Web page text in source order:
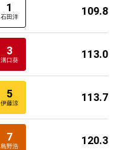
1
石田洋 109.8
3
溝口葵 113.0
5
伊藤涼 113.7
7
島野浩 120.3